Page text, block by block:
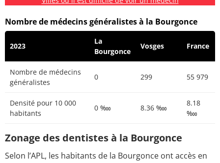
Nombre de médecins généralistes à la Bourgonce
2023
La
Bourgonce
Vosges France
Nombre de médecins
généralistes
0 299 55 979
Densité pour 10 000
habitants
0 ‱ 8.36 ‱
8.18
‱
Zonage des dentistes à la Bourgonce
Selon l’APL, les habitants de la Bourgonce ont accès en